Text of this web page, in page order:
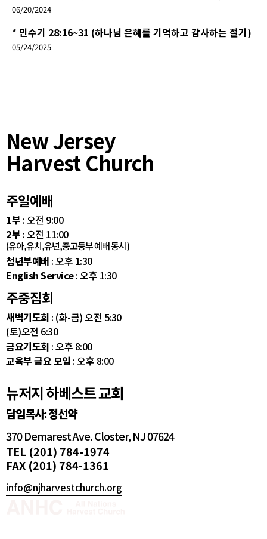
06/20/2024
* 민수기 28:16~31 (하나님 은혜를 기억하고 감사하는 절기)
05/24/2025
New Jersey
Harvest Church
주일예배
1부 : 오전 9:00
2부 : 오전 11:00
(유아,유치,유년,중고등부 예배 동시)
청년부예배 : 오후 1:30
English Service: 오후 1:30
주중집회
새벽기도회 : (화-금) 오전 5:30
(토)오전 6:30
금요기도회 : 오후 8:00
교육부 금요 모임 : 오후 8:00
뉴저지 하베스트 교회
담임목사: 정선약
370 Demarest Ave. Closter, NJ 07624
TEL (201) 784-1974
FAX (201) 784-1361
info@njharvestchurch.org